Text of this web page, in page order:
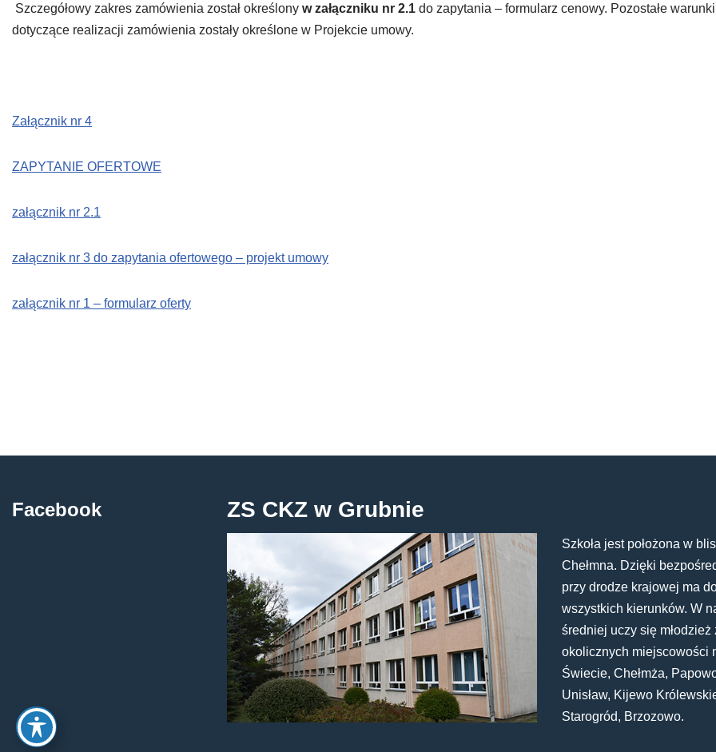
Szczegółowy zakres zamówienia został określony w załączniku nr 2.1 do zapytania – formularz cenowy. Pozostałe warunki
dotyczące realizacji zamówienia zostały określone w Projekcie umowy.
Załącznik nr 4
ZAPYTANIE OFERTOWE
załącznik nr 2.1
załącznik nr 3 do zapytania ofertowego – projekt umowy
załącznik nr 1 – formularz oferty
Facebook ZS CKZ w Grubnie
Szkoła jest położona w
Chełmna. Dzięki
przy drodze krajowej ma
wszystkich kierunków. W
średniej uczy się młodzież
okolicznych miejscowości
Świecie, Chełmża,
Unisław, Kijewo
Starogród, Brzozowo.